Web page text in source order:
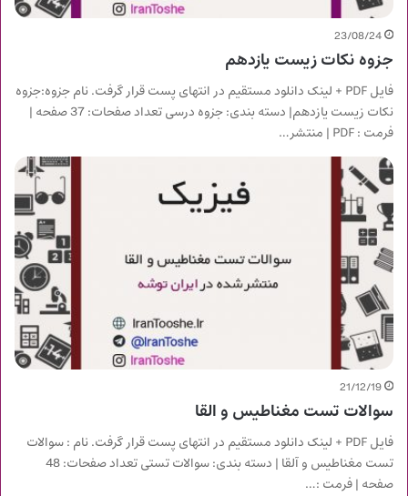
23/08/24
جزوه نکات زیست یازدهم
فایل PDF + لینک دانلود مستقیم در انتهای پست قرار گرفت. نام جزوه:جزوه
نکات زیست یازدهم| دسته بندی: جزوه درسی تعداد صفحات: 37 صفحه |
فرمت : PDF | منتشر…
21/12/19
سوالات تست مغناطیس و القا
فایل PDF + لینک دانلود مستقیم در انتهای پست قرار گرفت. نام : سوالات
تست مغناطیس و آلقا | دسته بندی: سوالات تستی تعداد صفحات: 48
صفحه | فرمت :…